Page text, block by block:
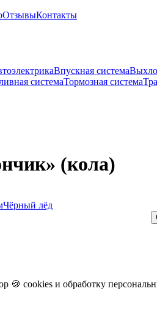
ОтзывыКонтакты
Впускная система
системаТормозная система
(кола)
Чёрный лёд
🍪 cookies и обработку